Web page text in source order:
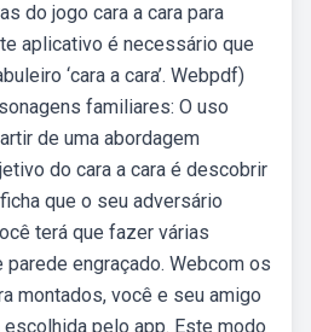
do jogo cara a cara para
aplicativo é necessário que
‘cara a cara’. Webpdf)
familiares: O uso
de uma abordagem
do cara a cara é descobrir
que o seu adversário
terá que fazer várias
engraçado. Webcom os
montados, você e seu amigo
pelo app. Este modo